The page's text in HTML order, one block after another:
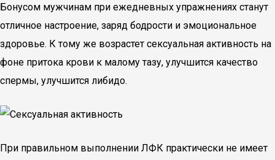
Бонусом мужчинам при ежедневных упражнениях станут
отличное настроение, заряд бодрости и эмоциональное
здоровье. К тому же возрастет сексуальная активность на
фоне притока крови к малому тазу, улучшится качество
спермы, улучшится либидо.
При правильном выполнении ЛФК практически не имеет